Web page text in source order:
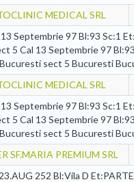
MEDICAL SRL
Septembrie 97 Bl:93 Sc:1
5 Cal 13 Septembrie 97
sect 5 Bucuresti
MEDICAL SRL
Septembrie 97 Bl:93 Sc:1
5 Cal 13 Septembrie 97
sect 5 Bucuresti
SF.MARIA PREMIUM SRL
252 Bl:Vila D